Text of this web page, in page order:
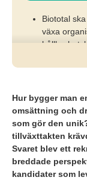
Biototal
växa
När
Biototal
breddade
datadrivet,
Hur bygger man
omsättning och
som gör den
tillväxttakten
Svaret blev ett
breddade
kandidater som